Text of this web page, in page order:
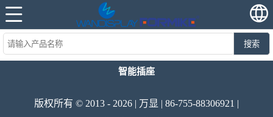
搜索
智能插座
版权所有 © 2013 - 2026 | 万显 | 86-755-88306921 |